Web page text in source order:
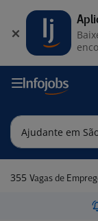
355 Vagas de Emprego